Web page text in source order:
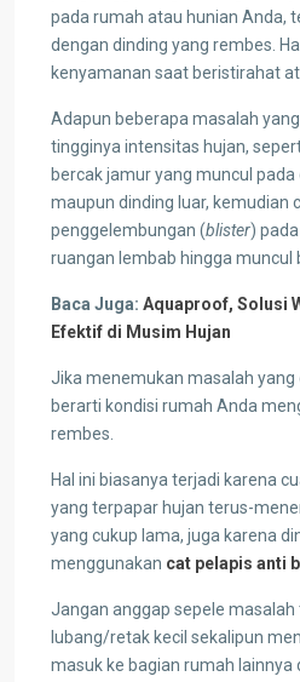
pada rumah atau hunian Anda,
dengan dinding yang rembes.
kenyamanan saat beristirahat
Adapun beberapa masalah
tingginya intensitas hujan,
bercak jamur yang muncul
maupun dinding luar, kemudian
penggelembungan (blister)
ruangan lembab hingga muncul
Baca Juga: Aquaproof, Solusi
Efektif di Musim Hujan
Jika menemukan masalah yang
berarti kondisi rumah Anda
rembes.
Hal ini biasanya terjadi karena
yang terpapar hujan terus-
yang cukup lama, juga karena
menggunakan cat pelapis anti
Jangan anggap sepele
lubang/retak kecil sekalipun
masuk ke bagian rumah